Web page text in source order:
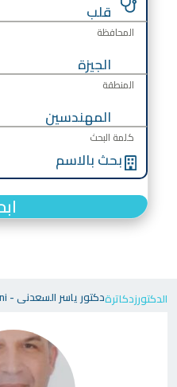
المحافظة
المنطقة
كلمة البحث
الدكتورزدكاترةدكتور ياسر السعدنى - Yasser Al-Saadani